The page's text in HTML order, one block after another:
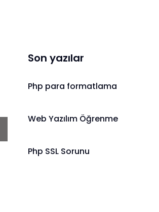
Son yazılar
Php para formatlama
Web Yazılım Öğrenme
Php SSL Sorunu